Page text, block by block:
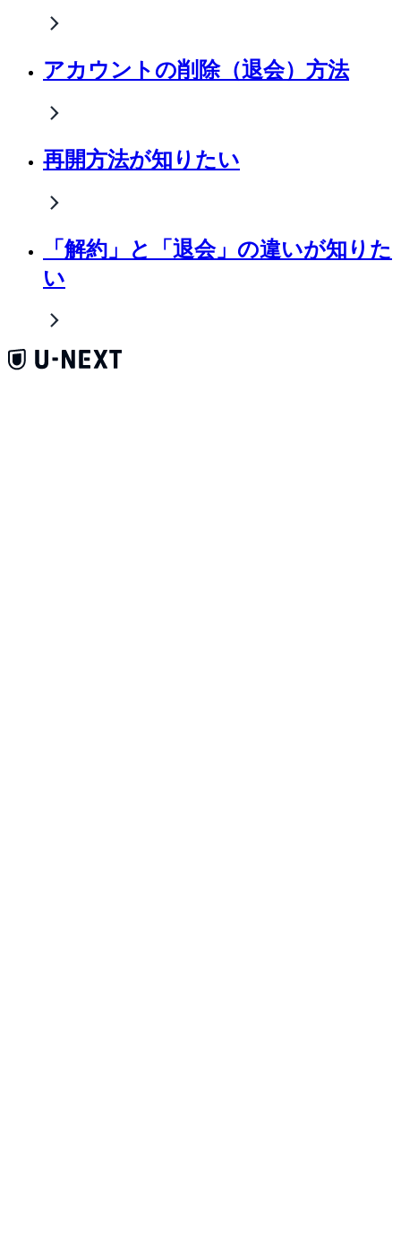
アカウントの削除（退会）方法
再開方法が知りたい
「解約」と「退会」の違いが知りた
い